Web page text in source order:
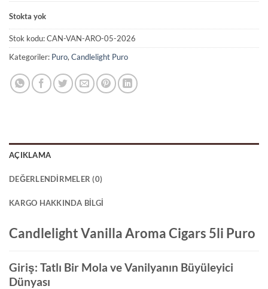
Stokta yok
Stok kodu:CAN-VAN-ARO-05-2026
Kategoriler: Puro, Candlelight Puro
AÇIKLAMA
DEĞERLENDIRMELER (0)
KARGO HAKKINDA BILGI
Candlelight Vanilla Aroma Cigars 5li Puro
Giriş: Tatlı Bir Mola ve Vanilyanın Büyüleyici
Dünyası